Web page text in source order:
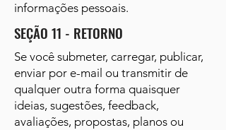
informações pessoais.
SEÇÃO 11 - RETORNO
Se você submeter, carregar, publicar,
enviar por e-mail ou transmitir de
qualquer outra forma quaisquer
ideias, sugestões, feedback,
avaliações, propostas, planos ou